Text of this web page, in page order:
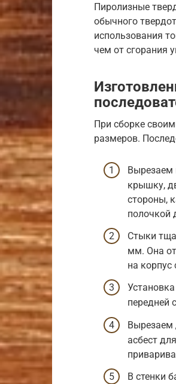
Пиролизные
обычного
использования
чем от сгорания
При сборке
размеров.
Вырезаем
крышку,
стороны,
полочкой
Стыки
мм. Она
на
передней
Вырезаем
асбест
В стенки